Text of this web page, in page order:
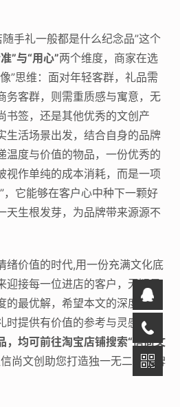
手礼一般都是什么纪念品”这个
”与“用心”两个维度，商家在选
”思维：面对年轻客群，礼品需
务客群，则需重质感与寓意，无
书签，还是其他优秀的文创产
生活场景出发，结合自身的品牌
温度与价值的物品，一份优秀的
视作单纯的成本消耗，而是一项
，它能够在客户心中种下一颗好
天生根发芽，为品牌带来源源不
绪价值的时代,用一份充满文化底
迎接每一位进店的客户，无疑是
最优解，希望本文的深度解析
时提供有价值的参考与灵感。
，均可前往淘宝店铺搜索“信尚文
尚文创助您打造独一无二的品牌